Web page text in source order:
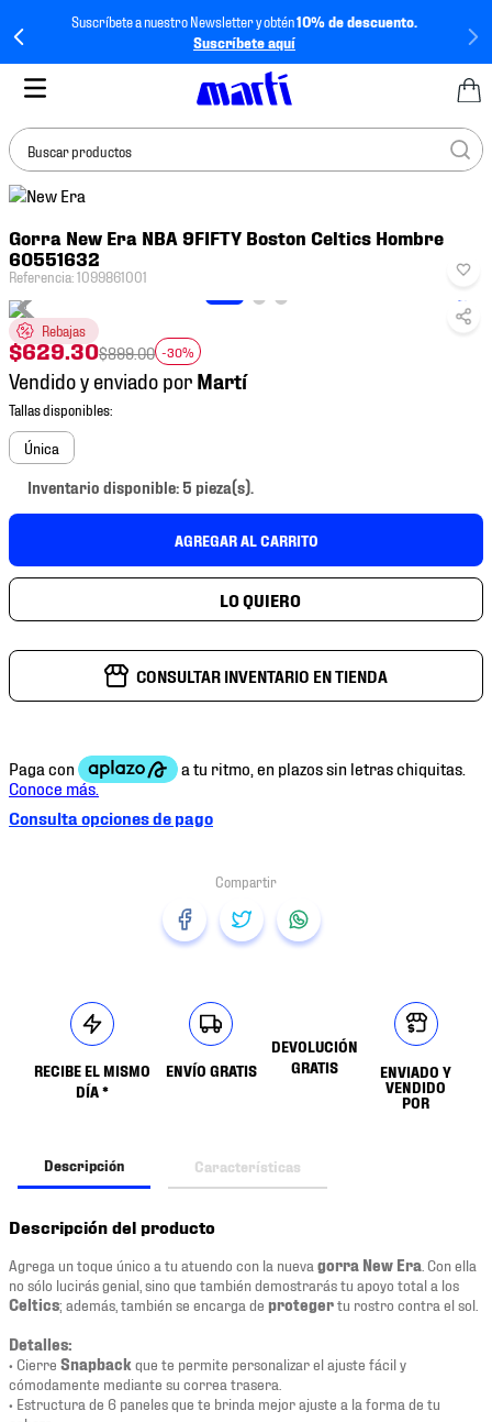
Suscríbete a nuestro Newsletter y obtén10% de descuento.
Suscríbete aquí
Buscar productos
Gorra New Era NBA 9FIFTY Boston Celtics Hombre
60551632
Referencia:1099861001
Rebajas
$629.30$899.00 -30%
Vendido y enviado por
Única
Inventario disponible: 5 pieza(s).
AGREGAR AL CARRITO
CONSULTAR INVENTARIO EN TIENDA
Consulta opciones de pago
RECIBE EL MISMO
DÍA *
ENVÍO GRATIS
DEVOLUCIÓN
GRATIS
ENVIADO Y
VENDIDO
POR
Descripción Características
Descripción del producto
Agrega un toque único a tu atuendo con la nueva gorra New Era . Con ella
no sólo lucirás genial, sino que también demostrarás tu apoyo total a los
Celtics; además, también se encarga de protegertu rostro contra el sol.
Detalles:
• Cierre Snapback que te permite personalizar el ajuste fácil y
cómodamente mediante su correa trasera.
• Estructura de 6 paneles que te brinda mejor ajuste a la forma de tu
BUSCADOS
1.
tenis mujer
2.
3.
tenis
4.
jersey
5.
tenis futbol
6.
mochila
9.
tenis niño
10. tenis nike